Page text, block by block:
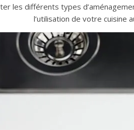
les différents types
l’utilisation de votre cuisine